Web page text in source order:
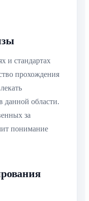
и стандартах
прохождения
данной области.
за
понимание